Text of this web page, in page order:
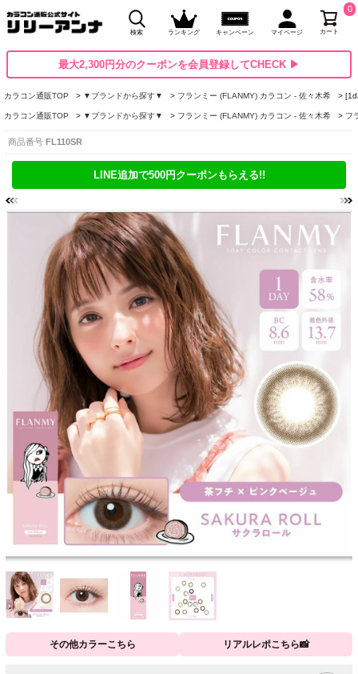
検索 ランキング キャンペーン マイページ カート
0
最大2,300円分のクーポンを会員登録してCHECK ▶
カラコン通販TOP ▼ブランドから探す▼ フランミー (FLANMY) カラコン - 佐々木希
カラコン通販TOP ▼ブランドから探す▼ フランミー (FLANMY) カラコン - 佐々木希 フ
商品番号 FL110SR
LINE追加で500円クーポンもらえる!!
その他カラーこちら リアルレポこちら📸